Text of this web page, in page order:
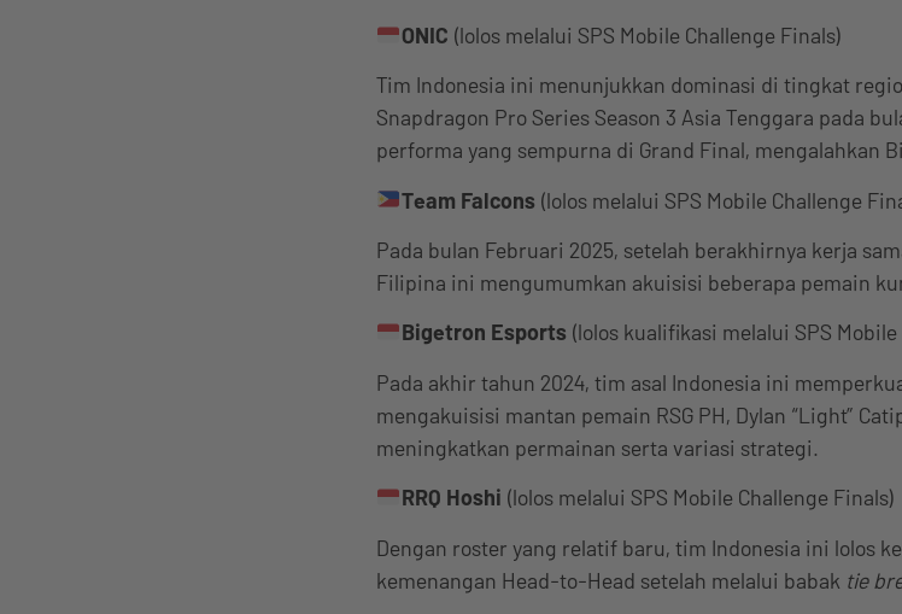
ONIC (lolos melalui SPS Mobile Challenge Finals)
Tim Indonesia ini menunjukkan dominasi di tingkat
Snapdragon Pro Series Season 3 Asia Tenggara pada
performa yang sempurna di Grand Final, mengalahkan
Team Falcons (lolos melalui SPS Mobile Challenge
Pada bulan Februari 2025, setelah berakhirnya kerja
Filipina ini mengumumkan akuisisi beberapa pemain
Bigetron Esports (lolos kualifikasi melalui SPS
Pada akhir tahun 2024, tim asal Indonesia ini
mengakuisisi mantan pemain RSG PH, Dylan “Light”
meningkatkan permainan serta variasi strategi.
RRQ Hoshi (lolos melalui SPS Mobile Challenge Finals)
Dengan roster yang relatif baru, tim Indonesia ini lolos
kemenangan Head-to-Head setelah melalui babak tie